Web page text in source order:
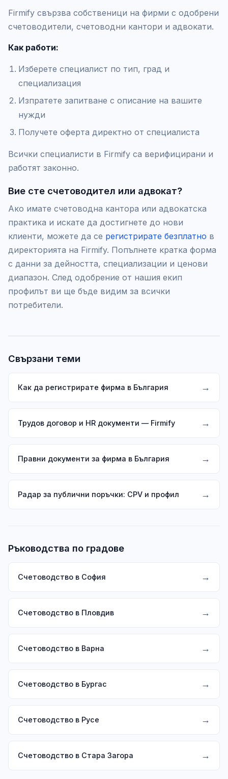
Firmify свързва собственици на фирми с одобрени
счетоводители, счетоводни кантори и адвокати.
Как работи:
Изберете специалист по тип, град и
специализация
Изпратете запитване с описание на вашите
нужди
Получете оферта директно от специалиста
Всички специалисти в Firmify са верифицирани и
работят законно.
Вие сте счетоводител или адвокат?
Ако имате счетоводна кантора или адвокатска
практика и искате да достигнете до нови
клиенти, можете да се регистрирате безплатно в
директорията на Firmify. Попълнете кратка форма
с данни за дейността, специализации и ценови
диапазон. След одобрение от нашия екип
профилът ви ще бъде видим за всички
потребители.
Свързани теми
Как да регистрирате фирма в България →
Трудов договор и HR документи — Firmify →
Правни документи за фирма в България →
Радар за публични поръчки: CPV и профил →
Ръководства по градове
Счетоводство в София →
Счетоводство в Пловдив →
Счетоводство в Варна →
Счетоводство в Бургас →
Счетоводство в Русе →
Счетоводство в Стара Загора →